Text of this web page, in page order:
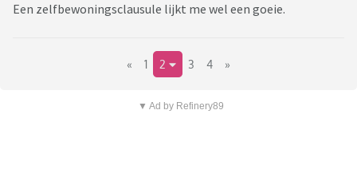
Een zelfbewoningsclausule lijkt me wel een goeie.
« 1 2 3 4 »
▼ Ad by Refinery89